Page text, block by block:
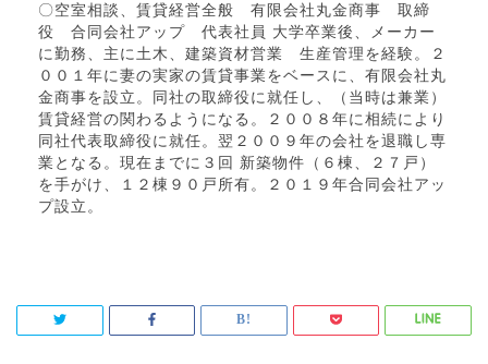
〇空室相談、賃貸経営全般 有限会社丸金商事 取締
役 合同会社アップ 代表社員 大学卒業後、メーカー
に勤務、主に土木、建築資材営業 生産管理を経験。２
００１年に妻の実家の賃貸事業をベースに、有限会社丸
金商事を設立。同社の取締役に就任し、（当時は兼業）
賃貸経営の関わるようになる。２００８年に相続により
同社代表取締役に就任。翌２００９年の会社を退職し専
業となる。現在までに３回 新築物件（６棟、２７戸）
を手がけ、１２棟９０戸所有。２０１９年合同会社アッ
プ設立。